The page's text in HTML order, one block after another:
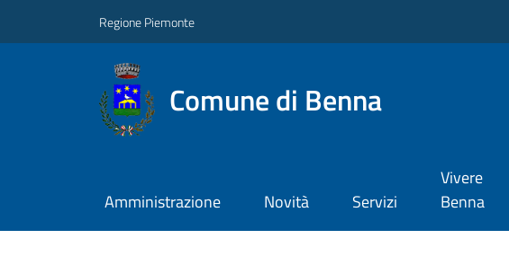
Regione Piemonte
Comune di Benna
Amministrazione Novità Servizi
Vivere
Benna